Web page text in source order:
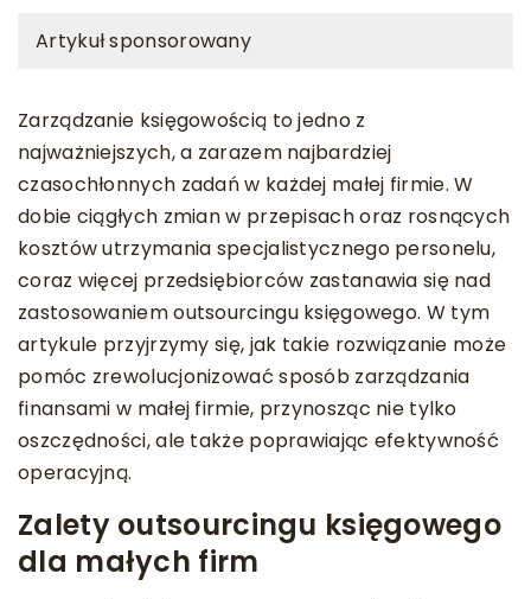
Artykuł sponsorowany
Zarządzanie księgowością to jedno z
najważniejszych, a zarazem najbardziej
czasochłonnych zadań w każdej małej firmie. W
dobie ciągłych zmian w przepisach oraz rosnących
kosztów utrzymania specjalistycznego personelu,
coraz więcej przedsiębiorców zastanawia się nad
zastosowaniem outsourcingu księgowego. W tym
artykule przyjrzymy się, jak takie rozwiązanie może
pomóc zrewolucjonizować sposób zarządzania
finansami w małej firmie, przynosząc nie tylko
oszczędności, ale także poprawiając efektywność
operacyjną.
Zalety outsourcingu księgowego
dla małych firm